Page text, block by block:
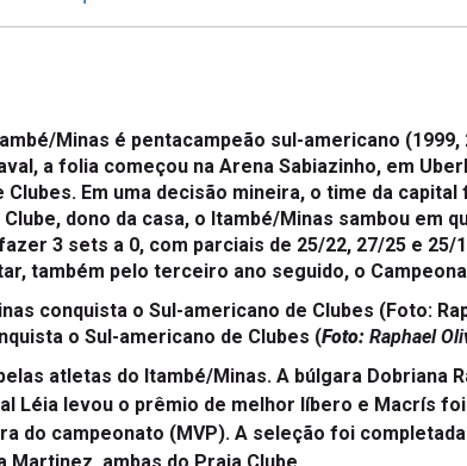
Minas é pentacampeão sul-americano (1999,
a folia começou na Arena Sabiazinho, em
Em uma decisão mineira, o time da
dono da casa, o Itambé/Minas sambou em
3 sets a 0, com parciais de 25/22, 27/25 e 25/
também pelo terceiro ano seguido, o
o Sul-americano de Clubes (Foto: Raphael
atletas do Itambé/Minas. A búlgara Dobriana
Léia levou o prêmio de melhor líbero e Macrís
do campeonato (MVP). A seleção foi
ambas do Praia Clube.